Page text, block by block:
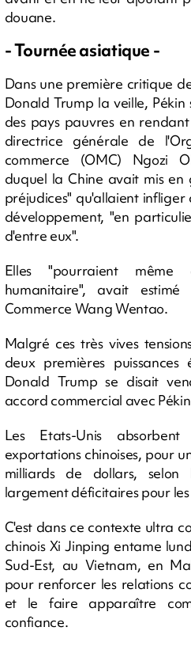
douane.
- Tournée asiatique -
Dans une première critique
Donald Trump la veille,
des pays pauvres en
directrice générale de
commerce (OMC) Ngozi
duquel la Chine avait mis
préjudices" qu'allaient infliger
développement, "en
d'entre eux".
Elles "pourraient même
humanitaire", avait
Commerce Wang Wentao.
Malgré ces très vives
deux premières puissances
Donald Trump se disait
accord commercial avec
Les Etats-Unis
exportations chinoises, pour
milliards de dollars, selon
largement déficitaires pour
C'est dans ce contexte ultra
chinois Xi Jinping entame
Sud-Est, au Vietnam, en
pour renforcer les relations
et le faire apparaître
confiance.